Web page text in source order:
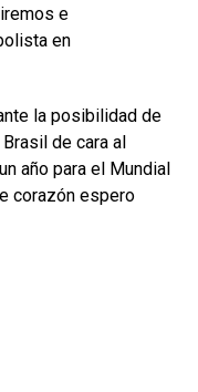
e
en
la posibilidad de
de cara al
año para el Mundial
corazón espero